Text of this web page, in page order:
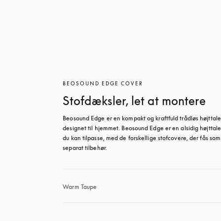
BEOSOUND EDGE COVER
Stofdæksler, let at montere
Beosound Edge er en kompakt og kraftfuld trådløs
designet til hjemmet. Beosound Edge er en alsidig
du kan tilpasse, med de forskellige stofcovere, der fås som
separat tilbehør.
Warm Taupe